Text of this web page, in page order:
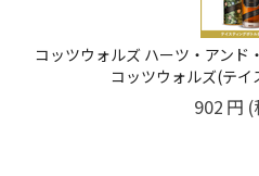
ウルフバーン ノース
ウルフバーン(テイ
583 円